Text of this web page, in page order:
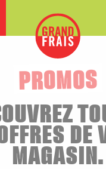
PROMOS
DE
MAGASIN.